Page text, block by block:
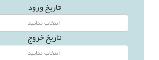
تاریخ ورود
تاریخ خروج